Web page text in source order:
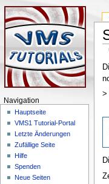
>
Navigation
Hauptseite
VMS1 Tutorial-Portal
Letzte Änderungen
Zufällige Seite
Hilfe
Spenden
Neue Seiten